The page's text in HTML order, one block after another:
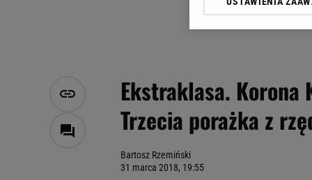
Ekstraklasa. Korona
Trzecia porażka z
Bartosz Rzemiński
31 marca 2018, 19:55
Klikając „Akceptuję”
Zaufanych Partnerów i
My, nasi Zaufani
Użycie dokładnych
Przechowywanie
badnie odbiorców i